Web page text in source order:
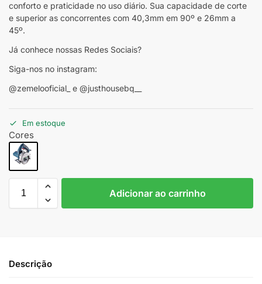
conforto e praticidade no uso diário. Sua capacidade de corte
e superior as concorrentes com 40,3mm em 90º e 26mm a
45º.
Já conhece nossas Redes Sociais?
Siga-nos no instagram:
@zemelooficial_ e @justhousebq__
Em estoque
Cores
Adicionar ao carrinho
Descrição